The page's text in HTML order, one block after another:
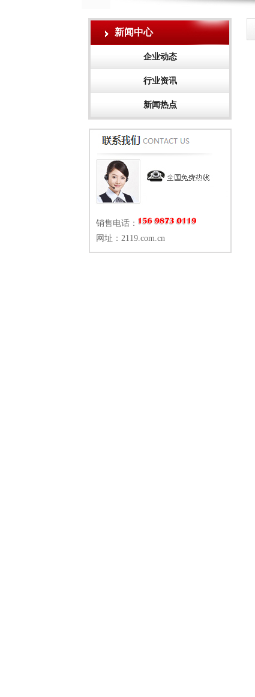
新闻中心
企业动态
行业资讯
新闻热点
销售电话：
网址：2119.com.cn